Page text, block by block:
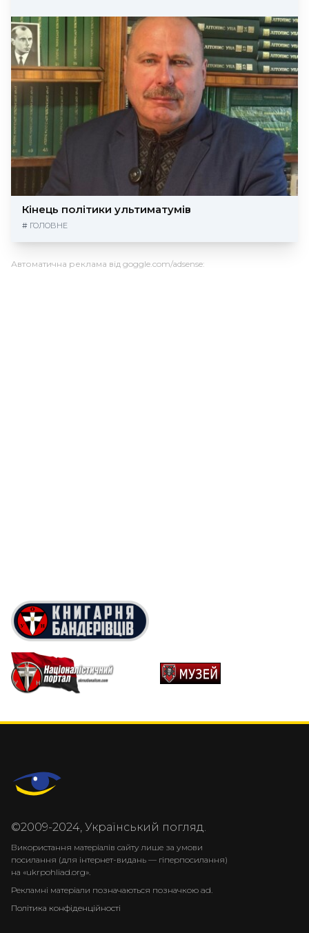
Кінець політики ультиматумів
# ГОЛОВНЕ
Автоматична реклама від goggle.com/adsense:
©2009-2024, Український погляд.
Використання матеріалів сайту лише за умови
посилання (для інтернет-видань — гіперпосилання)
на «ukrpohliad.org».
Рекламні матеріали позначаються позначкою ad.
Політика конфіденційності